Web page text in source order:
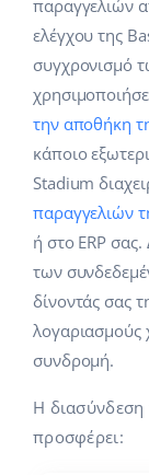
Διαχείριση
Base Connect
ΑΙ για e-
Κλάδοι
Σπίτι & Κήπος
Παιδικά
Ηλεκτρονικά
Ανταλλακτικά
Σούπερμαρκετ
Υγεία & Ομορφιά
Μόδα
Βοήθεια
Base Academy
Υπηρεσίες
Υλοποιήσεις
Έλεγχος
Άλλα
english (US)
english
english (IN)
čeština
deutsch
Ελληνικά
español
español
παραγγελιών
ελέγχου της
συγχρονισμό
την αποθήκη
κάποιο
Stadium
παραγγελιών
ή στο ERP
των
δίνοντάς σας
λογαριασμούς
συνδρομή.
Η διασύνδεση
προσφέρει: